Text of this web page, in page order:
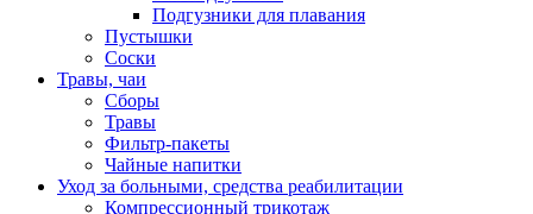
Подгузники для плавания
Пустышки
Соски
Травы, чаи
Сборы
Травы
Фильтр-пакеты
Чайные напитки
Уход за больными, средства реабилитации
Компрессионный трикотаж